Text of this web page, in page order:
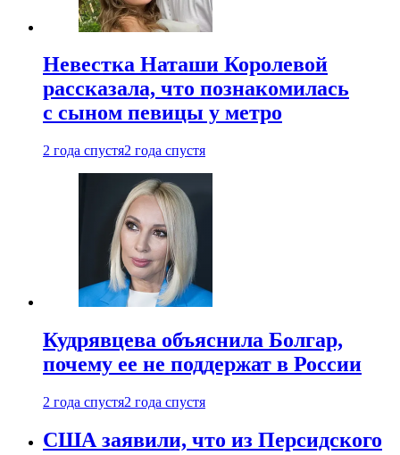
Невестка Наташи Королевой
рассказала, что познакомилась
с сыном певицы у метро
2 года спустя2 года спустя
Кудрявцева объяснила Болгар,
почему ее не поддержат в России
2 года спустя2 года спустя
США заявили, что из Персидского